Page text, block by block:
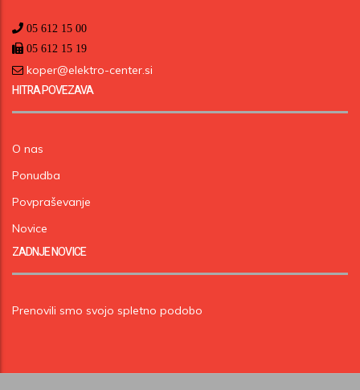
05 612 15 00
05 612 15 19
koper@elektro-center.si
HITRA POVEZAVA
O nas
Ponudba
Povpraševanje
Novice
ZADNJE NOVICE
Prenovili smo svojo spletno podobo